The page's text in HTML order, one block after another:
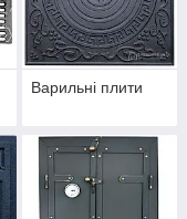
Варильні плити